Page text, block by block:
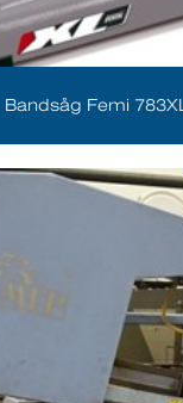
Bandsåg Femi 783XL